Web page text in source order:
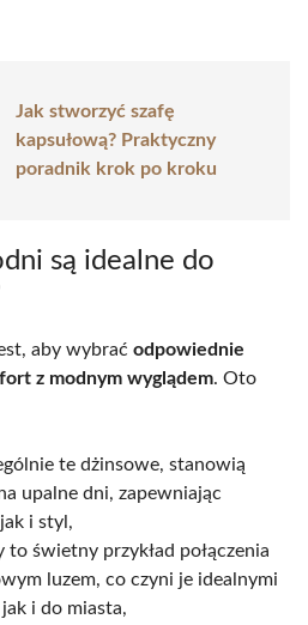
Jak stworzyć szafę
kapsułową? Praktyczny
poradnik krok po kroku
są idealne do
aby wybrać odpowiednie
z modnym wyglądem. Oto
te dżinsowe, stanowią
upalne dni, zapewniając
i styl,
świetny przykład połączenia
luzem, co czyni je idealnymi
i do miasta,